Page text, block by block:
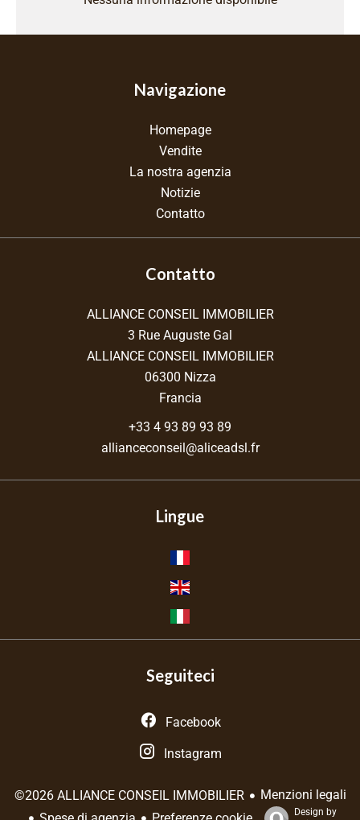
Navigazione
Homepage
Vendite
La nostra agenzia
Notizie
Contatto
Contatto
ALLIANCE CONSEIL IMMOBILIER
3 Rue Auguste Gal
ALLIANCE CONSEIL IMMOBILIER
06300 Nizza
Francia
+33 4 93 89 93 89
allianceconseil@aliceadsl.fr
Lingue
Seguiteci
Facebook
Instagram
©2026 ALLIANCE CONSEIL IMMOBILIER
Menzioni legali
Design by